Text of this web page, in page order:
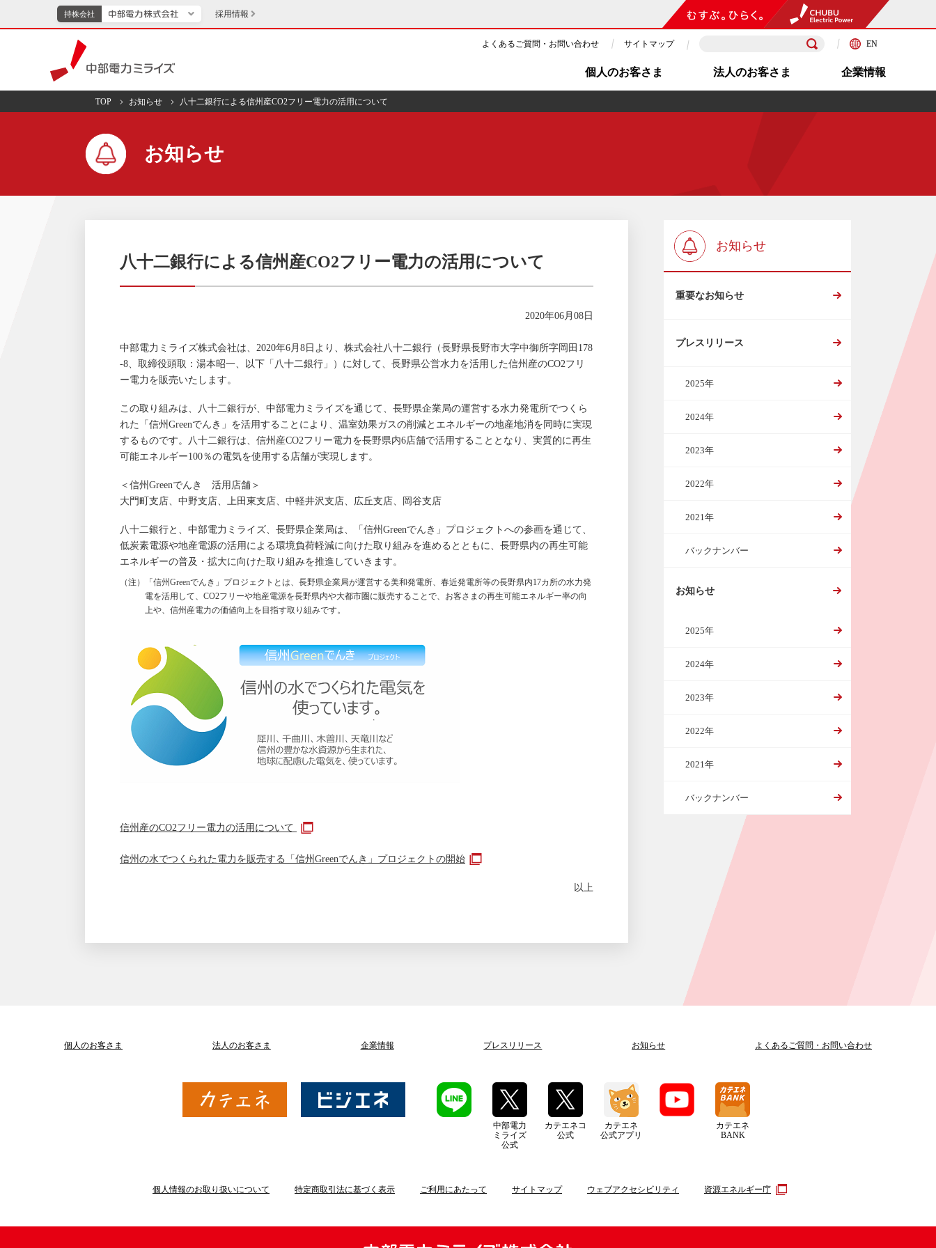
持株会社
持株会社
新成長分野・技術開発
イベント・スポーツ・CM
採用情報
中部電力ミライズ
個人のお客さま 法人のお客さま 企業情報
よくあるご質問・お問い合わせ サイトマップ EN
TOP お知らせ 八十二銀行による信州産CO2フリー電力の活用について
お知らせ
八十二銀行による信州産CO2フリー電力の活用について
2020年06月08日
中部電力ミライズ株式会社は、2020年6月8日より、株式会社八十二銀行（長野県長野市大字中御所字岡田178
-8、取締役頭取：湯本昭一、以下「八十二銀行」）に対して、長野県公営水力を活用した信州産のCO2フリ
ー電力を販売いたします。
この取り組みは、八十二銀行が、中部電力ミライズを通じて、長野県企業局の運営する水力発電所でつくら
れた「信州Greenでんき」を活用することにより、温室効果ガスの削減とエネルギーの地産地消を同時に実現
するものです。八十二銀行は、信州産CO2フリー電力を長野県内6店舗で活用することとなり、実質的に再生
可能エネルギー100％の電気を使用する店舗が実現します。
＜信州Greenでんき 活用店舗＞
大門町支店、中野支店、上田東支店、中軽井沢支店、広丘支店、岡谷支店
八十二銀行と、中部電力ミライズ、長野県企業局は、「信州Greenでんき」プロジェクトへの参画を通じて、
低炭素電源や地産電源の活用による環境負荷軽減に向けた取り組みを進めるとともに、長野県内の再生可能
エネルギーの普及・拡大に向けた取り組みを推進していきます。
（注）「信州Greenでんき」プロジェクトとは、長野県企業局が運営する美和発電所、春近発電所等の長野県内17カ所の水力発
電を活用して、CO2フリーや地産電源を長野県内や大都市圏に販売することで、お客さまの再生可能エネルギー率の向
上や、信州産電力の価値向上を目指す取り組みです。
信州産のCO2フリー電力の活用について
信州の水でつくられた電力を販売する「信州Greenでんき」プロジェクトの開始
以上
お知らせ
重要なお知らせ
プレスリリース
2025年
2024年
2023年
2022年
2021年
バックナンバー
お知らせ
2025年
2024年
2023年
2022年
2021年
バックナンバー
個人のお客さま 法人のお客さま 企業情報 プレスリリース お知らせ よくあるご質問 ・ お問い合わせ
中部電力
ミライズ
公式
カテエネコ
公式
カテエネ
公式アプリ
カテエネ
BANK
個人情報のお取り扱いについて 特定商取引法に基づく表示 ご利用にあたって サイトマップ ウェブアクセシビリティ 資源エネルギー庁